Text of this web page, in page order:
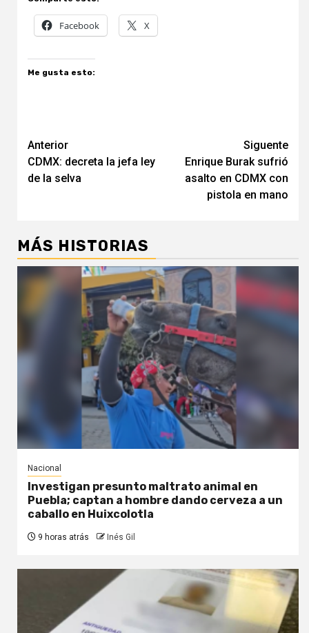
Facebook X
Me gusta esto:
Navegación
de
Anterior
CDMX: decreta la jefa ley
de la selva
Siguente
Enrique Burak sufrió
asalto en CDMX con
pistola en mano
MÁS HISTORIAS
Nacional
Investigan presunto maltrato animal en
Puebla; captan a hombre dando cerveza a un
caballo en Huixcolotla
9 horas atrás Inés Gil